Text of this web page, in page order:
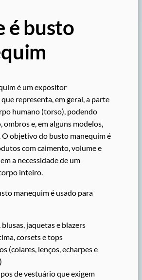
é busto
é um expositor
representa, em geral, a parte
humano (torso), podendo
ombros e, em alguns modelos,
objetivo do busto manequim é
com caimento, volume e
a necessidade de um
inteiro.
manequim é usado para
blusas, jaquetas e blazers
corsets e tops
(colares, lenços, echarpes e
de vestuário que exigem